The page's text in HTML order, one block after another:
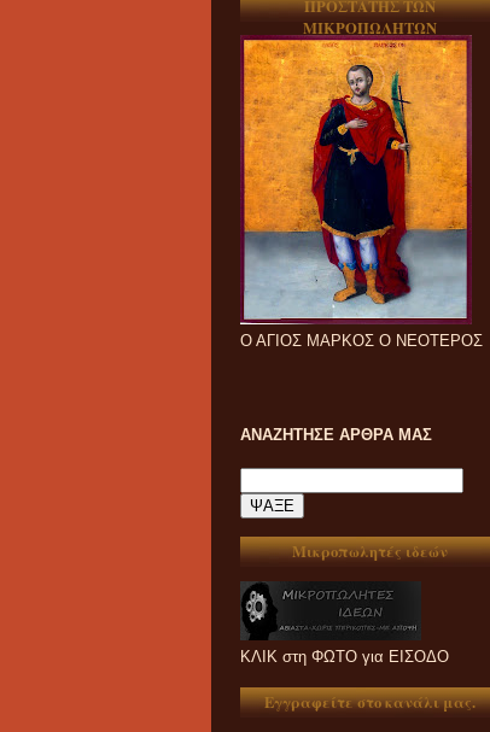
ΠΡΟΣΤΑΤΗΣ ΤΩΝ
ΜΙΚΡΟΠΩΛΗΤΩΝ
Ο ΑΓΙΟΣ ΜΑΡΚΟΣ Ο ΝΕΟΤΕΡΟΣ
ΑΝΑΖΗΤΗΣΕ ΑΡΘΡΑ ΜΑΣ
Μικροπωλητές ιδεών
ΚΛΙΚ στη ΦΩΤΟ για ΕΙΣΟΔΟ
Εγγραφείτε στο κανάλι μας.